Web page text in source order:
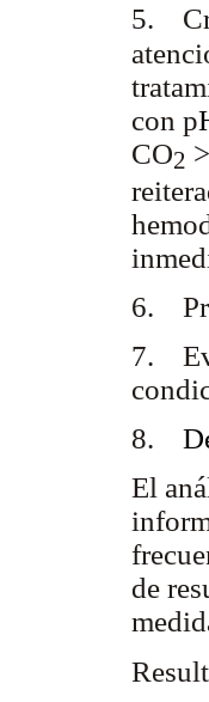
5.
con p
CO2
6.
7.
8.
El
de